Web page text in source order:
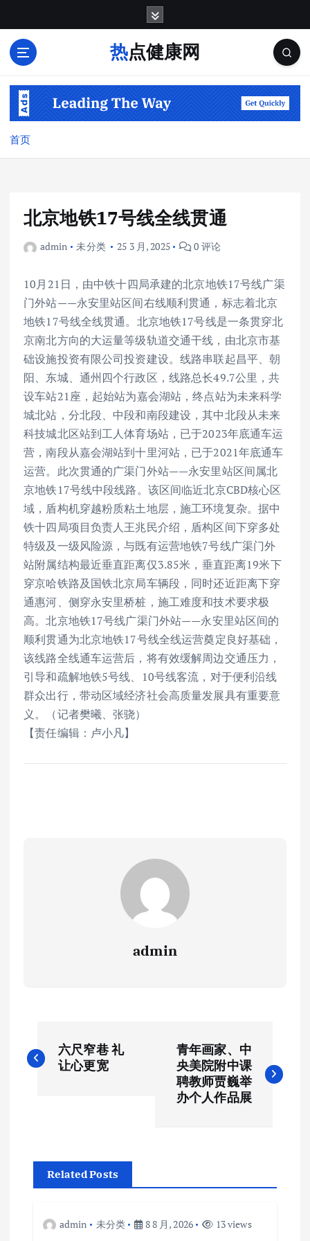
热点健康网
首页
北京地铁17号线全线贯通
admin 未分类 25 3 月, 2025 0 评论
10月21日，由中铁十四局承建的北京地铁17号线广渠
门外站——永安里站区间右线顺利贯通，标志着北京
地铁17号线全线贯通。北京地铁17号线是一条贯穿北
京南北方向的大运量等级轨道交通干线，由北京市基
础设施投资有限公司投资建设。线路串联起昌平、朝
阳、东城、通州四个行政区，线路总长49.7公里，共
设车站21座，起始站为嘉会湖站，终点站为未来科学
城北站，分北段、中段和南段建设，其中北段从未来
科技城北区站到工人体育场站，已于2023年底通车运
营，南段从嘉会湖站到十里河站，已于2021年底通车
运营。此次贯通的广渠门外站——永安里站区间属北
京地铁17号线中段线路。该区间临近北京CBD核心区
域，盾构机穿越粉质粘土地层，施工环境复杂。据中
铁十四局项目负责人王兆民介绍，盾构区间下穿多处
特级及一级风险源，与既有运营地铁7号线广渠门外
站附属结构最近垂直距离仅3.85米，垂直距离19米下
穿京哈铁路及国铁北京局车辆段，同时还近距离下穿
通惠河、侧穿永安里桥桩，施工难度和技术要求极
高。北京地铁17号线广渠门外站——永安里站区间的
顺利贯通为北京地铁17号线全线运营奠定良好基础，
该线路全线通车运营后，将有效缓解周边交通压力，
引导和疏解地铁5号线、10号线客流，对于便利沿线
群众出行，带动区域经济社会高质量发展具有重要意
义。（记者樊曦、张骁）
【责任编辑：卢小凡】
admin
章
六尺窄巷 礼
让心更宽
青年画家、中
央美院附中课
聘教师贾巍举
办个人作品展
Related Posts
admin 未分类 8 8 月, 2026 13 views